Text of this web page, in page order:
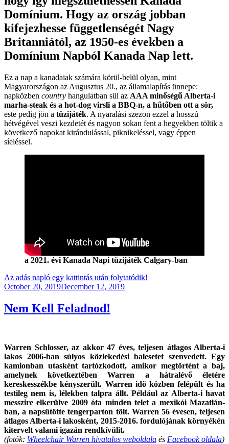
Domínium. Hogy az ország jobban
kifejezhesse függetlenségét Nagy
Britanniától, az 1950-es években a
Domínium Napból Kanada Nap lett.
Ez a nap a kanadaiak számára körül-belül olyan, mint
Magyarországon az Augusztus 20., az államalapítás ünnepe:
napközben country hangulatban sül az AAA minőségű Alberta-i
marha-steak és a hot-dog virsli a BBQ-n, a hűtőben ott a sör,
este pedig jön a tüzijáték. A nyaralási szezon ezzel a hosszú
hétvégével veszi kezdetét és nagyon sokan fent a hegyekben töltik a
következő napokat kirándulással, piknikeléssel, vagy éppen
síeléssel.
a 2021. évi Kanada Napi tüzijáték Calgary-ban
Az adás napló egy kattintás után folytatódik!
Posted
October 20, 2019December 12, 2019
Nem Kell Feladnod!
Warren Schlosser, az akkor 47 éves, teljesen átlagos Alberta-i
lakos 2006-ban súlyos közlekedési balesetet szenvedett. Egy
kamionban utasként tartózkodott, amikor megtörtént a baj,
amelynek következtében Warren a hátralévő életére
kereskesszékbe kényszerült. Warren idő közben felépült és ha
testileg nem is, lélekben talpra állt. Például az Alberta-i havat
messzire elkerülve 2009 óta minden telet a mexikói Mazatlán-
ban, a napsütötte tengerparton tölt. Warren 56 évesen, teljesen
átlagos Alberta-i lakosként, 2015-2016. fordulójának környékén
kitervelt valami igazán rendkívülit.
(fotók: Wheelchair Warren hivatalos weboldala és Facebook oldala)